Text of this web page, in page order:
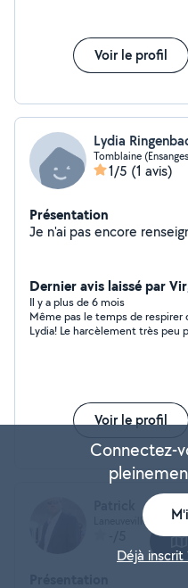
Voir le profil
Lydia
Tomblaine
1/5 (1 avis)
Présentation
Dernier avis laissé par
Il y a plus de 6 mois
Même pas le temps de respirer
Lydia! Le harcèlement très peu pour moi, je ne ferais jamais
Voir le profil
Laneuveville-
Connectez-
Déjà